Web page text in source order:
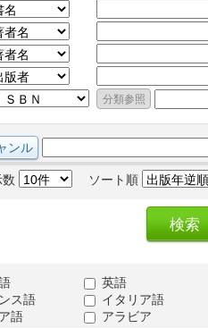
ソート順
英語
ス語
イタリア語
語
アラビア